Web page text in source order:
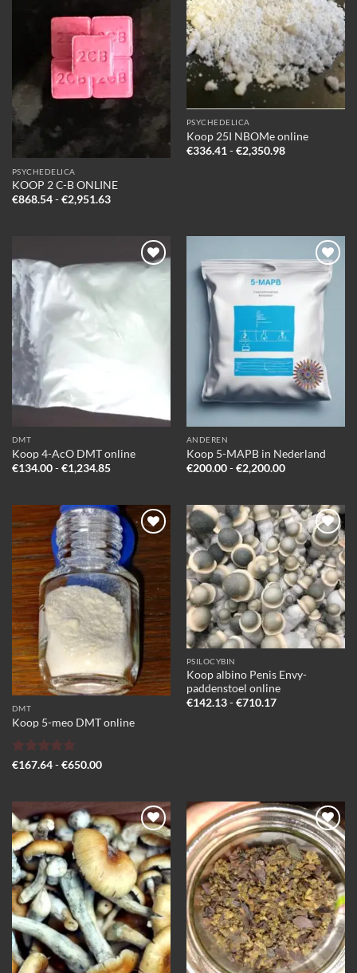
wishlist
PSYCHEDELICA
KOOP 2 C-B ONLINE
€868.54 - €2,951.63Prijsklasse:
Add to
wishlist
PSYCHEDELICA
Koop 25I NBOMe online
€336.41 - €2,350.98Prijsklasse:
Add to
DMT
Koop 4-AcO DMT online
€134.00 - €1,234.85Prijsklasse:
Add to
wishlist
ANDEREN
Koop 5-MAPB in Nederland
€200.00 - €2,200.00Prijsklasse:
Add to
wishlist
DMT
Koop 5-meo DMT online
Gewaardeerd
€167.64 - €650.00Prijsklasse:
Add to
wishlist
PSILOCYBIN
Koop albino Penis Envy-
paddenstoel online
€142.13 - €710.17Prijsklasse:
Add to
wishlist
Add to
wishlist